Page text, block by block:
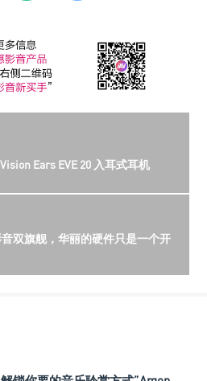
Ears EVE 20 入耳式耳机
双旗舰，华丽的硬件只是一个开